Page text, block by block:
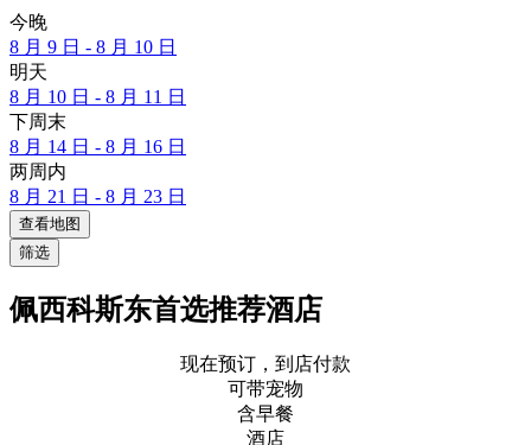
今晚
8 月 9 日 - 8 月 10 日
明天
8 月 10 日 - 8 月 11 日
下周末
8 月 14 日 - 8 月 16 日
两周内
8 月 21 日 - 8 月 23 日
查看地图
筛选
佩西科斯东首选推荐酒店
现在预订，到店付款
可带宠物
含早餐
酒店